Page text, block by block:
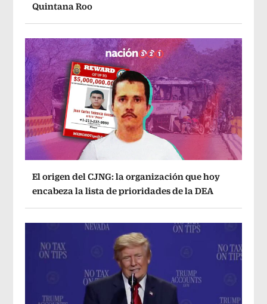
Quintana Roo
El origen del CJNG: la organización que hoy
encabeza la lista de prioridades de la DEA